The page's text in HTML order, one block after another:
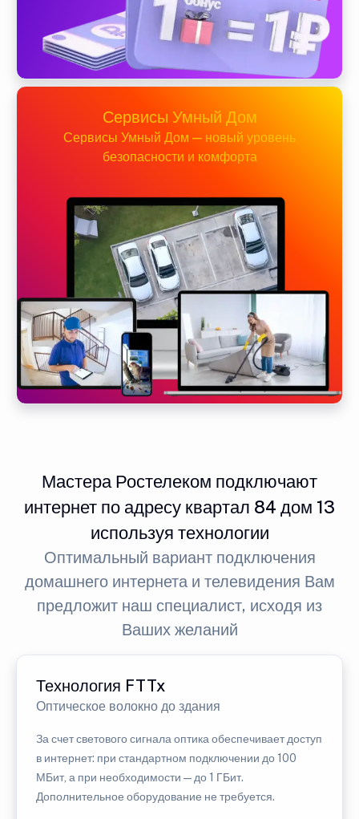
Сервисы Умный Дом
Сервисы Умный Дом — новый уровень
безопасности и комфорта
Мастера Ростелеком подключают
интернет по адресу квартал 84 дом 13
используя технологии
Оптимальный вариант подключения
домашнего интернета и телевидения Вам
предложит наш специалист, исходя из
Ваших желаний
Технология FTTx
Оптическое волокно до здания
За счет светового сигнала оптика обеспечивает доступ
в интернет: при стандартном подключении до 100
МБит, а при необходимости — до 1 ГБит.
Дополнительное оборудование не требуется.